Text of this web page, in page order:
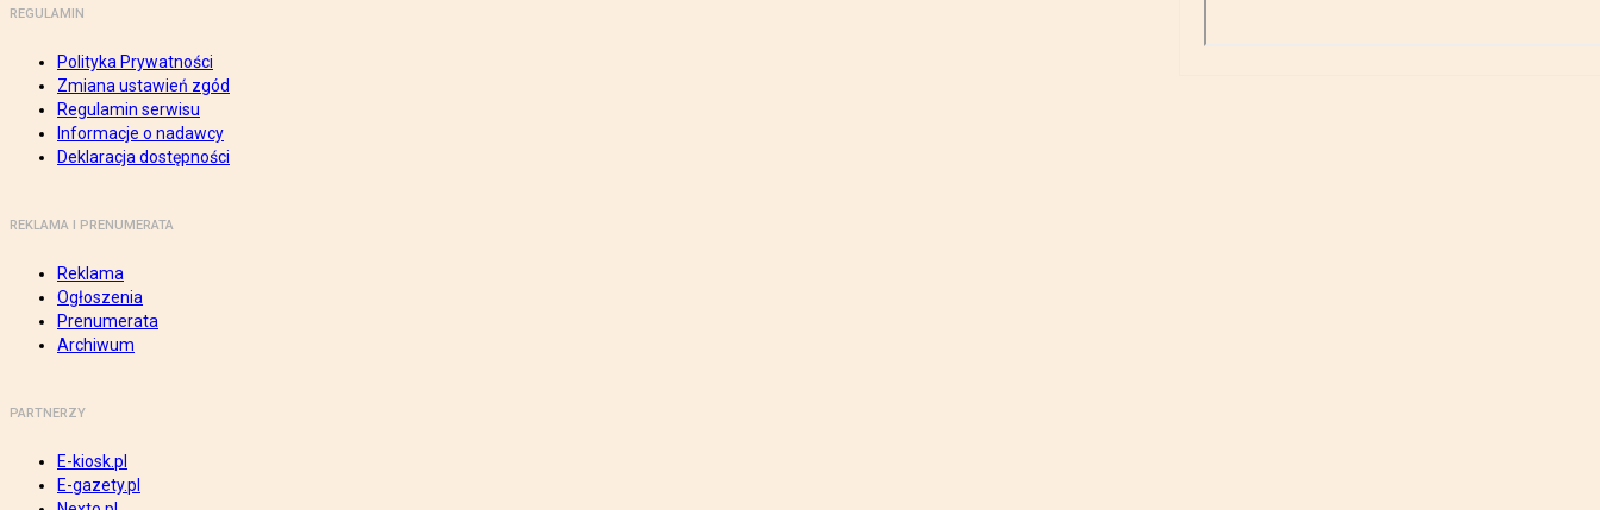
REGULAMIN
Polityka Prywatności
Zmiana ustawień zgód
Regulamin serwisu
Informacje o nadawcy
Deklaracja dostępności
REKLAMA I PRENUMERATA
Reklama
Ogłoszenia
Prenumerata
Archiwum
PARTNERZY
E-kiosk.pl
E-gazety.pl